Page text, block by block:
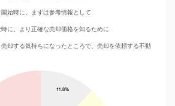
始時に、まずは参考情報として
に、より正確な売却価格を知るために
却する気持ちになったところで、売却を依頼する不動